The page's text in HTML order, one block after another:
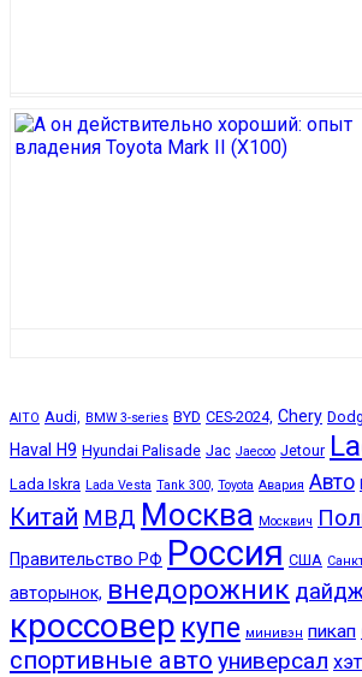
AITO Audi, BMW 3-series BYD CES-2024, Chery
Haval H9 Hyundai Palisade Jac Jaecoo Jetour
Lada Iskra Lada Vesta Tank 300, Toyota Авария Авто
Китай МВД Москва Москвич
Правительство РФ Россия США
авторынок, внедорожник
кроссовер купе минивэн пикап
спортивные авто универсал